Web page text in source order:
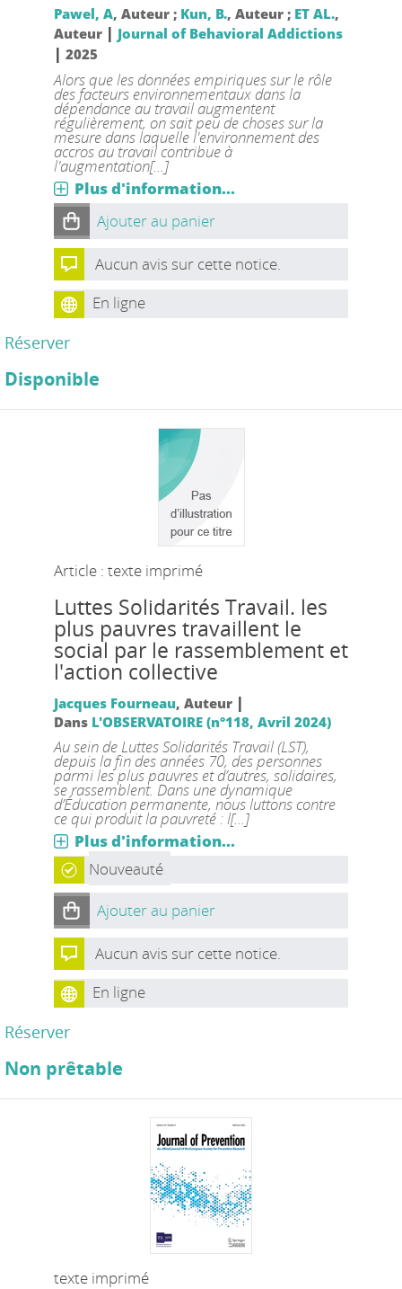
Pawel, A, Auteur ; Kun, B., Auteur ; ET AL.,
Auteur | Journal of Behavioral Addictions
| 2025
Alors que les données empiriques sur le rôle
des facteurs environnementaux dans la
dépendance au travail augmentent
régulièrement, on sait peu de choses sur la
mesure dans laquelle l'environnement des
accros au travail contribue à
l'augmentation[...]
Plus d'information...
Ajouter au panier
Aucun avis sur cette notice.
En ligne
Réserver
Disponible
Article : texte imprimé
Luttes Solidarités Travail. les
plus pauvres travaillent le
social par le rassemblement et
l'action collective
Jacques Fourneau, Auteur |
Dans L'OBSERVATOIRE (n°118, Avril 2024)
Au sein de Luttes Solidarités Travail (LST),
depuis la fin des années 70, des personnes
parmi les plus pauvres et d’autres, solidaires,
se rassemblent. Dans une dynamique
d’Éducation permanente, nous luttons contre
ce qui produit la pauvreté : l[...]
Plus d'information...
Nouveauté
Ajouter au panier
Aucun avis sur cette notice.
En ligne
Réserver
Non prêtable
texte imprimé